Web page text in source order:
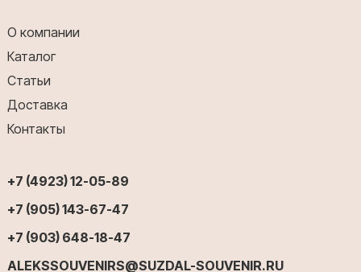
О компании
Каталог
Статьи
Доставка
Контакты
+7 (4923) 12-05-89
+7 (905) 143-67-47
+7 (903) 648-18-47
ALEKSSOUVENIRS@SUZDAL-SOUVENIR.RU